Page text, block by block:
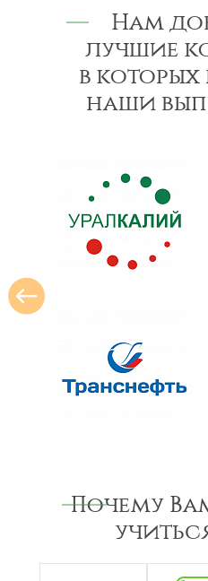
Нам
лучшие
в
наши
Почему